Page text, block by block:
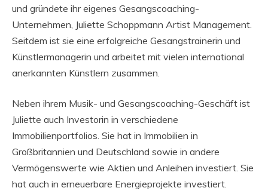
und gründete ihr eigenes Gesangscoaching-
Unternehmen, Juliette Schoppmann Artist Management.
Seitdem ist sie eine erfolgreiche Gesangstrainerin und
Künstlermanagerin und arbeitet mit vielen international
anerkannten Künstlern zusammen.
Neben ihrem Musik- und Gesangscoaching-Geschäft ist
Juliette auch Investorin in verschiedene
Immobilienportfolios. Sie hat in Immobilien in
Großbritannien und Deutschland sowie in andere
Vermögenswerte wie Aktien und Anleihen investiert. Sie
hat auch in erneuerbare Energieprojekte investiert.